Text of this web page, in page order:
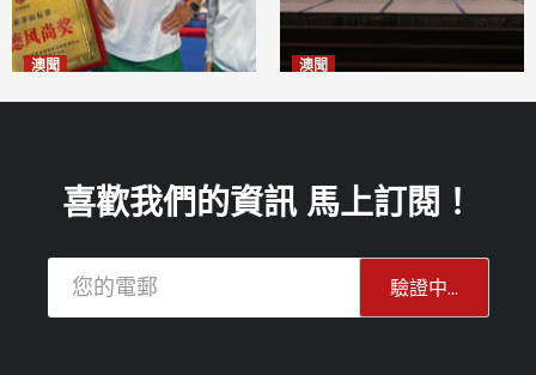
澳聞 澳聞
喜歡我們的資訊 馬上訂閱！